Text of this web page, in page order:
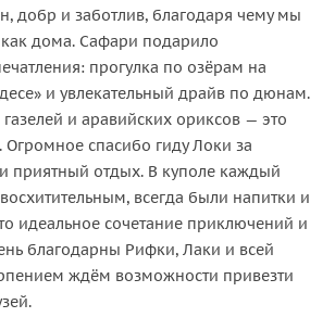
добр и заботлив, благодаря чему мы
как дома. Сафари подарило
прогулка по озёрам на
и увлекательный драйв по дюнам.
и аравийских ориксов — это
спасибо гиду Локи за
приятный отдых. В куполе каждый
всегда были напитки и
идеальное сочетание приключений и
благодарны Рифки, Лаки и всей
ждём возможности привезти